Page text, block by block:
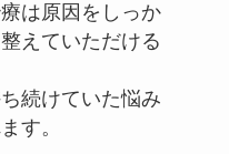
は原因をしっか
えていただける
続けていた悩み
す。